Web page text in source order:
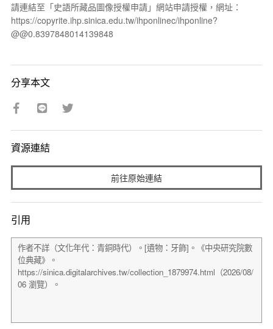
請連結至「史語所藏品圖像授權申請」網站申請授權，網址：
https://copyrite.ihp.sinica.edu.tw/ihponlinec/ihponline?
@@0.8397848014139848
分享本文
資源連結
前往原始連結
引用